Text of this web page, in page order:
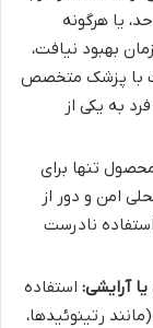
یا هرگونه
بهبود نیافت،
با پزشک متخصص
به یکی از
تنها برای
امن و دور از
نادرست
آرایشی: استفاده
رتینوئیدها،